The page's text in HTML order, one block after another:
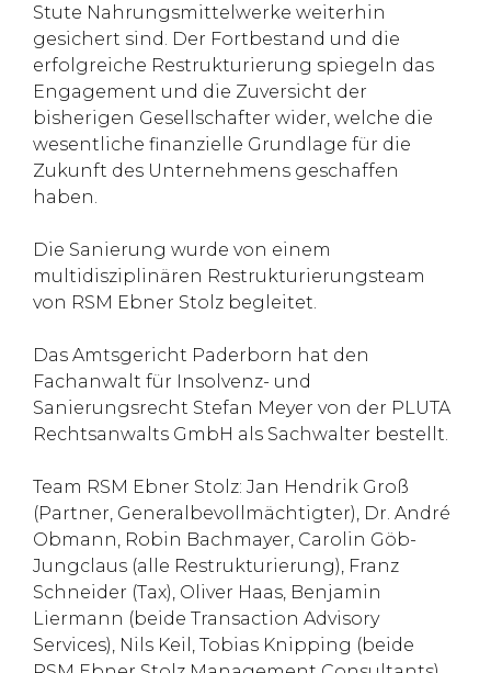
Stute Nahrungsmittelwerke weiterhin
gesichert sind. Der Fortbestand und die
erfolgreiche Restrukturierung spiegeln das
Engagement und die Zuversicht der
bisherigen Gesellschafter wider, welche die
wesentliche finanzielle Grundlage für die
Zukunft des Unternehmens geschaffen
haben.
Die Sanierung wurde von einem
multidisziplinären Restrukturierungsteam
von RSM Ebner Stolz begleitet.
Das Amtsgericht Paderborn hat den
Fachanwalt für Insolvenz- und
Sanierungsrecht Stefan Meyer von der PLUTA
Rechtsanwalts GmbH als Sachwalter bestellt.
Team RSM Ebner Stolz: Jan Hendrik Groß
(Partner, Generalbevollmächtigter), Dr. André
Obmann, Robin Bachmayer, Carolin Göb-
Jungclaus (alle Restrukturierung), Franz
Schneider (Tax), Oliver Haas, Benjamin
Liermann (beide Transaction Advisory
Services), Nils Keil, Tobias Knipping (beide